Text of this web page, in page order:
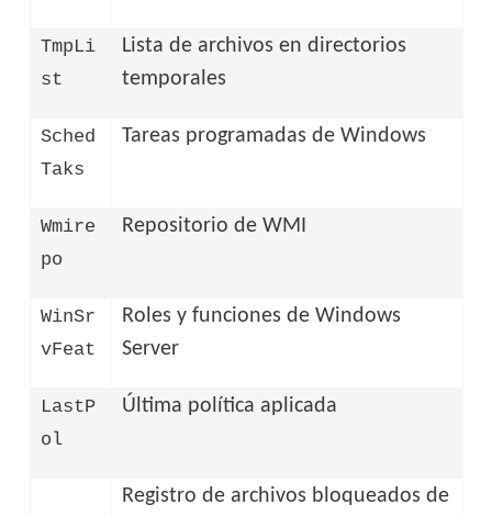
TmpLi
st
Lista de archivos en directorios
temporales
Sched
Taks
Tareas programadas de Windows
Wmire
po
Repositorio de WMI
WinSr
vFeat
Roles y funciones de Windows
Server
LastP
ol
Última política aplicada
Registro de archivos bloqueados de